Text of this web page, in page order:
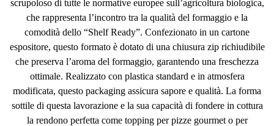
scrupoloso di tutte le normative europee sull’agricoltura biologica,
che rappresenta l’incontro tra la qualità del formaggio e la
comodità dello “Shelf Ready”. Confezionato in un cartone
espositore, questo formato è dotato di una chiusura zip richiudibile
che preserva l’aroma del formaggio, garantendo una freschezza
ottimale. Realizzato con plastica standard e in atmosfera
modificata, questo packaging assicura sapore e qualità. La forma
sottile di questa lavorazione e la sua capacità di fondere in cottura
la rendono perfetta come topping per pizze gourmet o per